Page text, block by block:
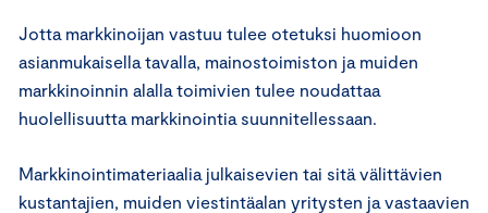
Jotta markkinoijan vastuu tulee otetuksi huomioon
asianmukaisella tavalla, mainostoimiston ja muiden
markkinoinnin alalla toimivien tulee noudattaa
huolellisuutta markkinointia suunnitellessaan.
Markkinointimateriaalia julkaisevien tai sitä välittävien
kustantajien, muiden viestintäalan yritysten ja vastaavien